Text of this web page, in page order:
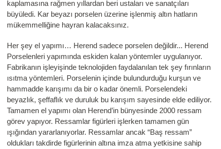
kaplamasına rağmen yıllardan beri ustaları ve sanatçıları
büyüledi. Kar beyazı porselen üzerine işlenmiş altın hatların
mükemmelliğine hayran kalacaksınız.
Her şey el yapımı… Herend sadece porselen değildir... Herend
Porselenleri yapımında eskiden kalan yöntemler uygulanıyor.
Fabrikanın işleyişinde teknolojiden faydalanılan tek şey fırınların
ısıtma yöntemleri. Porselenin içinde bulundurduğu kurşun ve
hammadde karışımı da bir o kadar önemli. Porselendeki
beyazlık, şeffaflık ve duruluk bu karışım sayesinde elde ediliyor.
Tamamen el yapımı olan Herend’in bünyesinde 2000 ressam
görev yapıyor. Ressamlar figürleri işlerken tamamen gün
ışığından yararlanıyorlar. Ressamlar ancak “Baş ressam”
oldukları takdirde figürlerinin altına imza atma yetkisine sahip